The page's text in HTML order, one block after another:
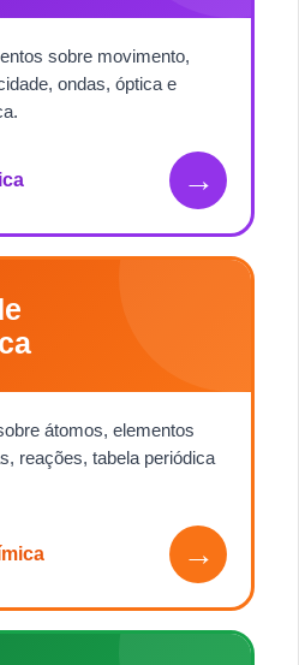
sobre movimento,
ondas, óptica e
→
átomos, elementos
reações, tabela periódica
→